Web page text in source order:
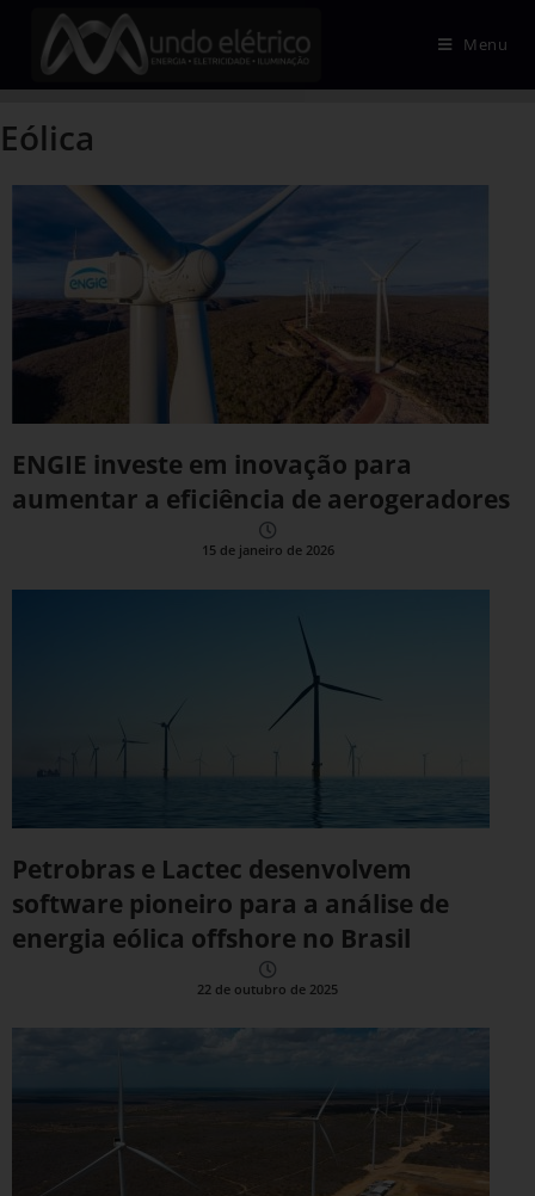
Menu
Eólica
ENGIE investe em inovação para
aumentar a eficiência de aerogeradores
15 de janeiro de 2026
Petrobras e Lactec desenvolvem
software pioneiro para a análise de
energia eólica offshore no Brasil
22 de outubro de 2025